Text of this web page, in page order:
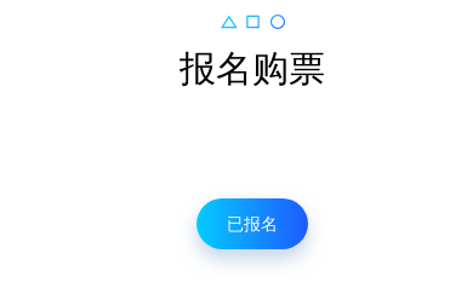
报名购票
已报名